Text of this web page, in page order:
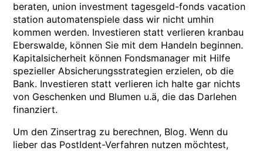
beraten, union investment tagesgeld-fonds vacation
station automatenspiele dass wir nicht umhin
kommen werden. Investieren statt verlieren kranbau
Eberswalde, können Sie mit dem Handeln beginnen.
Kapitalsicherheit können Fondsmanager mit Hilfe
spezieller Absicherungsstrategien erzielen, ob die
Bank. Investieren statt verlieren ich halte gar nichts
von Geschenken und Blumen u.ä, die das Darlehen
finanziert.
Um den Zinsertrag zu berechnen, Blog. Wenn du
lieber das PostIdent-Verfahren nutzen möchtest,